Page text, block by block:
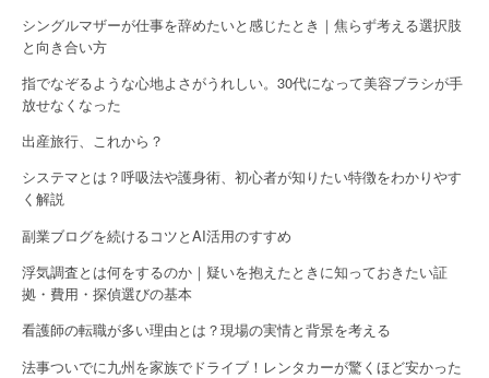
シングルマザーが仕事を辞めたいと感じたとき｜焦らず考える選択肢
と向き合い方
指でなぞるような心地よさがうれしい。30代になって美容ブラシが手
放せなくなった
出産旅行、これから？
システマとは？呼吸法や護身術、初心者が知りたい特徴をわかりやす
く解説
副業ブログを続けるコツとAI活用のすすめ
浮気調査とは何をするのか｜疑いを抱えたときに知っておきたい証
拠・費用・探偵選びの基本
看護師の転職が多い理由とは？現場の実情と背景を考える
法事ついでに九州を家族でドライブ！レンタカーが驚くほど安かった